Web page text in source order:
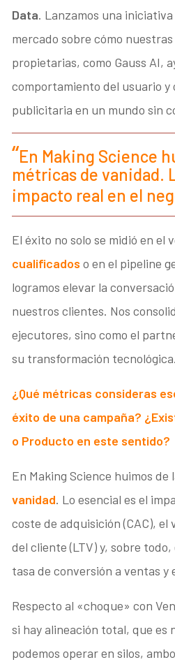
Data. Lanzamos una
mercado sobre cómo
propietarias, como Gauss AI,
comportamiento del usuario
publicitaria en un mundo sin
En Making Science
métricas de vanidad.
impacto real en el
El éxito no solo se midió en el
cualificados o en el pipeline
logramos elevar la
nuestros clientes. Nos
ejecutores, sino como el
su transformación tecnológica.
¿Qué métricas consideras
éxito de una campaña?
o Producto en este sentido?
En Making Science huimos de
vanidad. Lo esencial es el
coste de adquisición (CAC), el
del cliente (LTV) y, sobre
tasa de conversión a ventas y
Respecto al «choque» con
si hay alineación total, que es
podemos operar en silos,